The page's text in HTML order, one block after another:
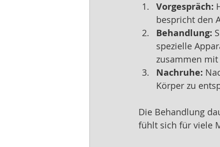
Vorgespräch:
bespricht den
Behandlung:
spezielle
zusammen
Nachruhe:
Körper zu
Die Behandlung
fühlt sich für viele